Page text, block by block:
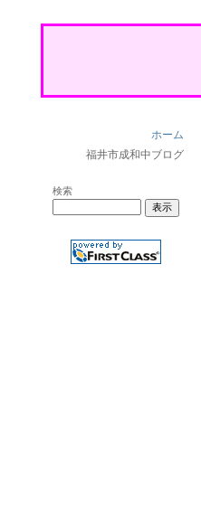
ホーム
福井市成和中ブログ
検索